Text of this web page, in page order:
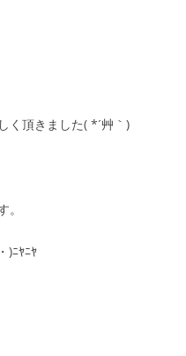
く頂きました( *´艸｀)
)ﾆﾔﾆﾔ